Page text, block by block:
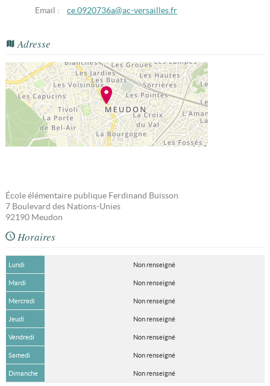
Email : ce.0920736a@ac-versailles.fr
Adresse
École élémentaire publique Ferdinand Buisson
7 Boulevard des Nations-Unies
92190 Meudon
Horaires
Lundi Non renseigné
Mardi Non renseigné
Mercredi Non renseigné
Jeudi Non renseigné
Vendredi Non renseigné
Samedi Non renseigné
Dimanche Non renseigné